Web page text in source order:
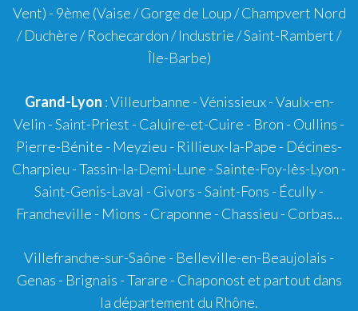
Vent) - 9ème (Vaise / Gorge de Loup / Champvert Nord
/ Duchère / Rochecardon / Industrie / Saint-Rambert /
Île-Barbe)
Grand-Lyon :Villeurbanne -Vénissieux-Vaulx-en-
Velin -Saint-Priest - Caluire-et-Cuire - Bron - Oullins -
Pierre-Bénite - Meyzieu - Rillieux-la-Pape - Décines-
Charpieu -Tassin-la-Demi-Lune -Sainte-Foy-lès-Lyon -
Saint-Genis-Laval - Givors -Saint-Fons - Écully-
Francheville - Mions - Craponne - Chassieu - Corbas...
Villefranche-sur-Saône - Belleville-en-Beaujolais -
Genas - Brignais -Tarare - Chaponost et partout dans
la département du Rhône.